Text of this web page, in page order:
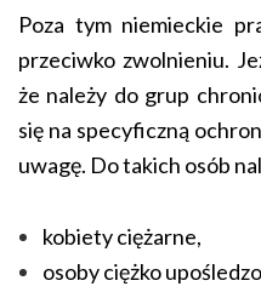
Poza tym niemieckie
przeciwko zwolnieniu.
że należy do grup
się na specyficzną
uwagę. Do takich osób
kobiety ciężarne,
osoby ciężko